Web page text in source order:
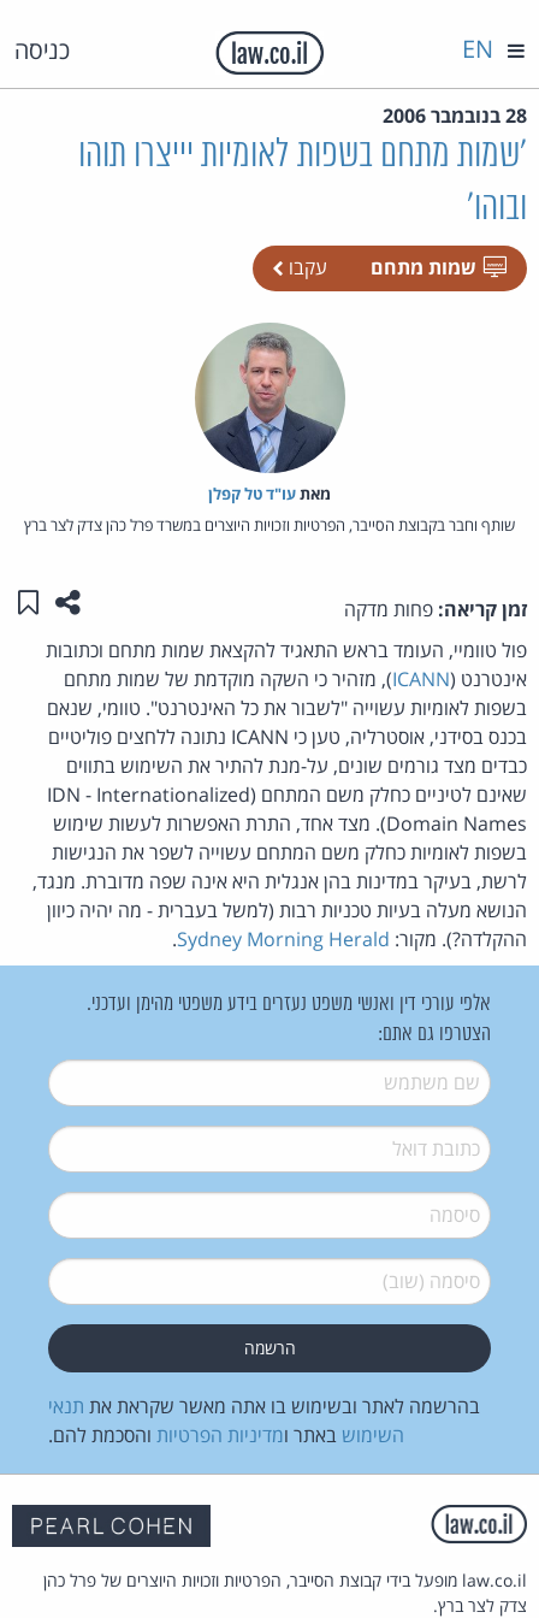
כניסה EN
28 בנובמבר 2006
'שמות מתחם בשפות לאומיות יייצרו תוהו
ובוהו'
שמות מתחם עקבו
מאת‏עו"ד טל קפלן
שותף וחבר בקבוצת הסייבר, הפרטיות וזכויות היוצרים במשרד פרל כהן צדק לצר ברץ
זמן קריאה: פחות מדקה שתפו
פול טוומיי, העומד בראש התאגיד להקצאת שמות מתחם וכתובות
אינטרנט (ICANN), מזהיר כי השקה מוקדמת של שמות מתחם
בשפות לאומיות עשוייה "לשבור את כל האינטרנט". טוומי, שנאם
בכנס בסידני, אוסטרליה, טען כי ICANN נתונה ללחצים פוליטיים
כבדים מצד גורמים שונים, על-מנת להתיר את השימוש בתווים
שאינם לטיניים כחלק משם המתחם (IDN - Internationalized
Domain Names). מצד אחד, התרת האפשרות לעשות שימוש
בשפות לאומיות כחלק משם המתחם עשוייה לשפר את הנגישות
לרשת, בעיקר במדינות בהן אנגלית היא אינה שפה מדוברת. מנגד,
הנושא מעלה בעיות טכניות רבות (למשל בעברית - מה יהיה כיוון
ההקלדה?). מקור: Sydney Morning Herald
.
אלפי עורכי דין ואנשי משפט נעזרים בידע משפטי מהימן ועדכני.
הצטרפו גם אתם:
שם משתמש*
דואל*
סיסמה*
סיסמה (שוב)*
בהרשמה לאתר ובשימוש בו אתה מאשר שקראת את תנאי
השימוש באתר ומדיניות הפרטיות והסכמת להם.
law.co.il מופעל בידי קבוצת הסייבר, הפרטיות וזכויות היוצרים של פרל כהן
צדק לצר ברץ.